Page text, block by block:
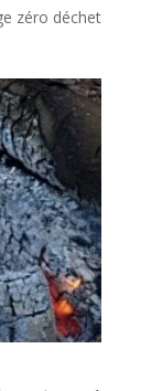
zéro déchet